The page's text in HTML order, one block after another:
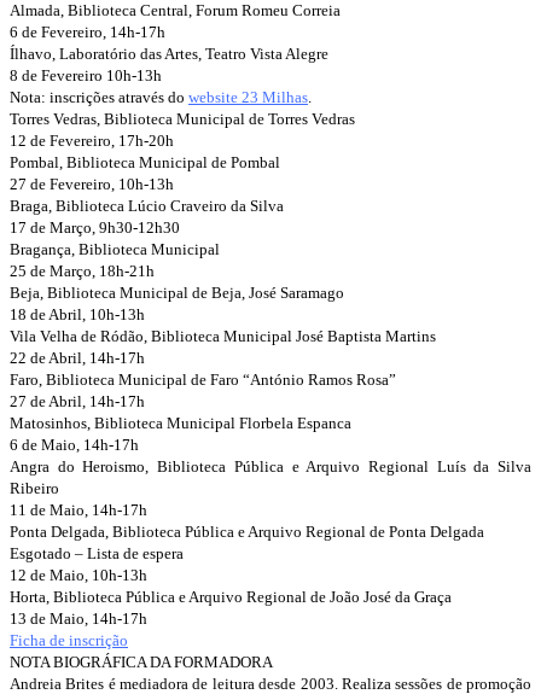
Almada, Biblioteca Central, Forum Romeu Correia
6 de Fevereiro, 14h-17h
Ílhavo, Laboratório das Artes, Teatro Vista Alegre
8 de Fevereiro 10h-13h
Nota: inscrições através do website 23 Milhas.
Torres Vedras, Biblioteca Municipal de Torres Vedras
12 de Fevereiro, 17h-20h
Pombal, Biblioteca Municipal de Pombal
27 de Fevereiro, 10h-13h
Braga, Biblioteca Lúcio Craveiro da Silva
17 de Março, 9h30-12h30
Bragança, Biblioteca Municipal
25 de Março, 18h-21h
Beja, Biblioteca Municipal de Beja, José Saramago
18 de Abril, 10h-13h
Vila Velha de Ródão, Biblioteca Municipal José Baptista Martins
22 de Abril, 14h-17h
Faro, Biblioteca Municipal de Faro “António Ramos Rosa”
27 de Abril, 14h-17h
Matosinhos, Biblioteca Municipal Florbela Espanca
6 de Maio, 14h-17h
Angra do Heroismo, Biblioteca Pública e Arquivo Regional Luís da Silva
Ribeiro
11 de Maio, 14h-17h
Ponta Delgada, Biblioteca Pública e Arquivo Regional de Ponta Delgada
Esgotado – Lista de espera
12 de Maio, 10h-13h
Horta, Biblioteca Pública e Arquivo Regional de João José da Graça
13 de Maio, 14h-17h
Ficha de inscrição
NOTA BIOGRÁFICA DA FORMADORA
Andreia Brites é mediadora de leitura desde 2003. Realiza sessões de promoção